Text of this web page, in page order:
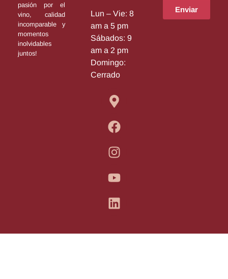
pasión por el
vino, calidad
incomparable y
momentos
inolvidables
juntos!
Lun – Vie: 8
am a 5 pm
Sábados: 9
am a 2 pm
Domingo:
Cerrado
Enviar